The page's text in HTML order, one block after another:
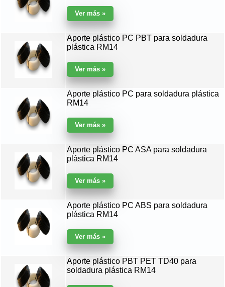
Aporte plástico PC PBT para soldadura
plástica RM14
Aporte plástico PC para soldadura plástica
RM14
Aporte plástico PC ASA para soldadura
plástica RM14
Aporte plástico PC ABS para soldadura
plástica RM14
Aporte plástico PBT PET TD40 para
soldadura plástica RM14